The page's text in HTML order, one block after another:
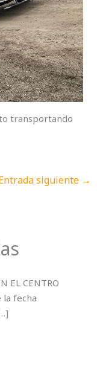
transportando
siguiente →
EL CENTRO
la fecha